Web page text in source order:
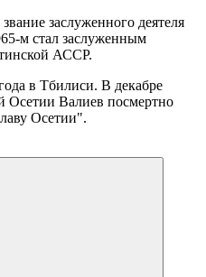
заслуженного деятеля
м стал заслуженным
АССР.
в Тбилиси. В декабре
Осетии Валиев посмертно
Осетии".